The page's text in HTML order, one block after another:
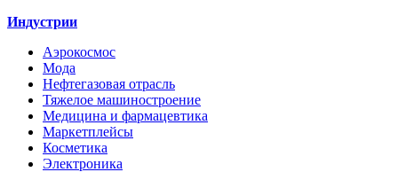
Индустрии
Аэрокосмос
Мода
Нефтегазовая отрасль
Тяжелое машиностроение
Медицина и фармацевтика
Маркетплейсы
Косметика
Электроника